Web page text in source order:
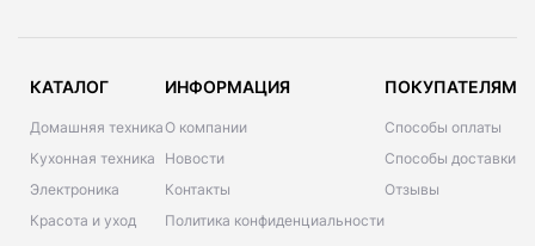
КАТАЛОГ
Домашняя техника
Кухонная техника
Электроника
Красота и уход
ИНФОРМАЦИЯ
О компании
Новости
Контакты
Политика конфиденциальности
ПОКУПАТЕЛЯМ
Способы оплаты
Способы доставки
Отзывы